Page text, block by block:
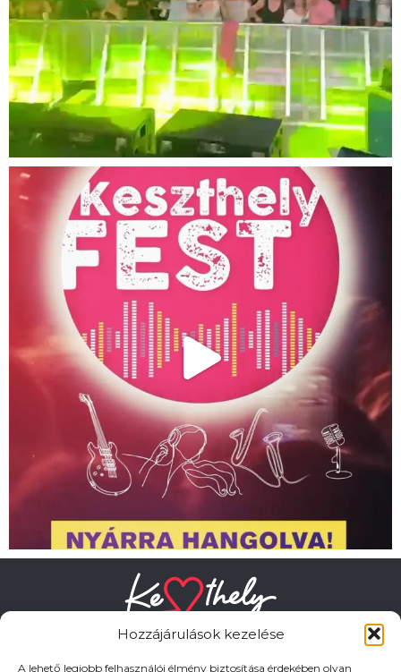
Hozzájárulások kezelése
A lehető legjobb felhasználói élmény biztosítása érdekében olyan